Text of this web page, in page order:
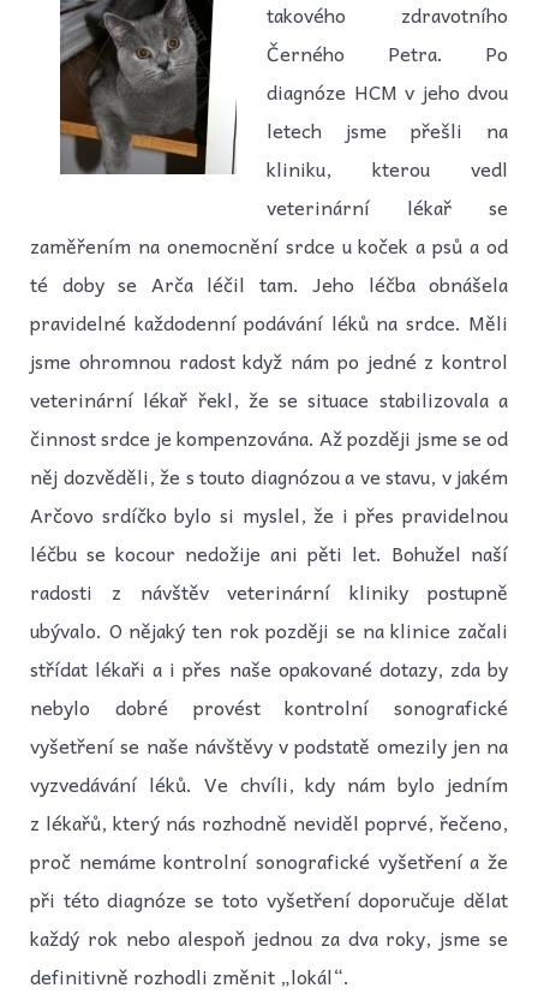
takového zdravotního
Černého Petra. Po
diagnóze HCM v jeho dvou
letech jsme přešli na
kliniku, kterou vedl
veterinární lékař se
zaměřením na onemocnění srdce u koček a psů a od
té doby se Arča léčil tam. Jeho léčba obnášela
pravidelné každodenní podávání léků na srdce. Měli
jsme ohromnou radost když nám po jedné z kontrol
veterinární lékař řekl, že se situace stabilizovala a
činnost srdce je kompenzována. Až později jsme se od
něj dozvěděli, že s touto diagnózou a ve stavu, v jakém
Arčovo srdíčko bylo si myslel, že i přes pravidelnou
léčbu se kocour nedožije ani pěti let. Bohužel naší
radosti z návštěv veterinární kliniky postupně
ubývalo. O nějaký ten rok později se na klinice začali
střídat lékaři a i přes naše opakované dotazy, zda by
nebylo dobré provést kontrolní sonografické
vyšetření se naše návštěvy v podstatě omezily jen na
vyzvedávání léků. Ve chvíli, kdy nám bylo jedním
z lékařů, který nás rozhodně neviděl poprvé, řečeno,
proč nemáme kontrolní sonografické vyšetření a že
při této diagnóze se toto vyšetření doporučuje dělat
každý rok nebo alespoň jednou za dva roky, jsme se
definitivně rozhodli změnit „lokál“.